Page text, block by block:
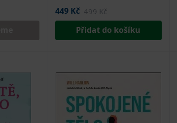
449 Kč 499 Kč
Přidat do košíku